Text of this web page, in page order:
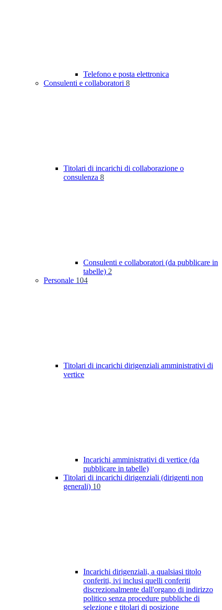
Telefono e posta elettronica
Consulenti e collaboratori 8
Titolari di incarichi di collaborazione o
consulenza 8
Consulenti e collaboratori (da pubblicare in
tabelle) 2
Personale 104
Titolari di incarichi dirigenziali amministrativi di
vertice
Incarichi amministrativi di vertice (da
pubblicare in tabelle)
Titolari di incarichi dirigenziali (dirigenti non
generali) 10
Incarichi dirigenziali, a qualsiasi titolo
conferiti, ivi inclusi quelli conferiti
discrezionalmente dall'organo di indirizzo
politico senza procedure pubbliche di
selezione e titolari di posizione